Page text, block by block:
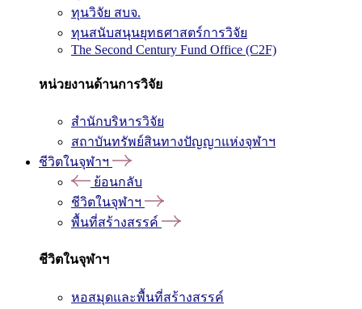
ทุนวิจัย สบจ.
ทุนสนับสนุนยุทธศาสตร์การวิจัย
The Second Century Fund Office (C2F)
หน่วยงานด้านการวิจัย
สำนักบริหารวิจัย
สถาบันทรัพย์สินทางปัญญาแห่งจุฬาฯ
ชีวิตในจุฬาฯ
ย้อนกลับ
ชีวิตในจุฬาฯ
พื้นที่สร้างสรรค์
ชีวิตในจุฬาฯ
หอสมุดและพื้นที่สร้างสรรค์